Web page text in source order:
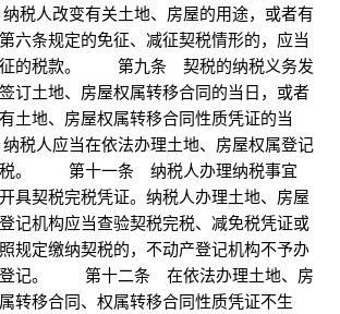
改变有关土地、房屋的用途，或者有
六条规定的免征、减征契税情形的，应当
征的税款。 第九条 契税的纳税义务发
订土地、房屋权属转移合同的当日，或者
土地、房屋权属转移合同性质凭证的当
应当在依法办理土地、房屋权属登记
税。 第十一条 纳税人办理纳税事宜
具契税完税凭证。纳税人办理土地、房屋
记机构应当查验契税完税、减免税凭证或
规定缴纳契税的，不动产登记机构不予办
登记。 第十二条 在依法办理土地、房
转移合同、权属转移合同性质凭证不生